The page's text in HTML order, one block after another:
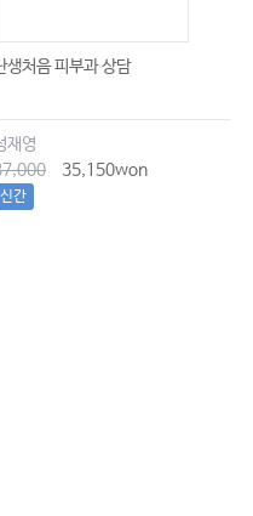
생처음 피부과 상담
재영
35,150won
신간